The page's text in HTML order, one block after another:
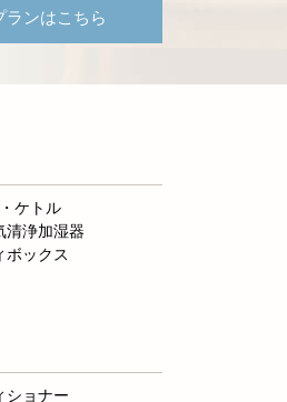
ランはこちら
ケトル
清浄加湿器
ボックス
ショナー